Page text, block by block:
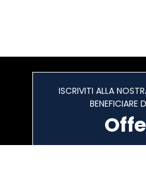
ISCRIVITI ALLA
BENEFICIARE